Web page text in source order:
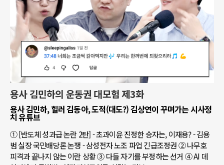
용사 김민하의 운동권 대모험 제3화
용사 김민하, 힐러 김동아, 도적(대도?) 김상연이 꾸며가는 시사정
치 유튜브
① [반도체 성과급 논란 2탄] - 초과이윤 진정한 승자는, 이재용? - 김용
범 실장 국민배당론 논쟁 - 삼성전자 노조 파업 긴급조정권 ② 나무호
피격과 끝나지 않는 이란 상황 ③ 다들 자기를 부정하는 선거 ④ AI 데